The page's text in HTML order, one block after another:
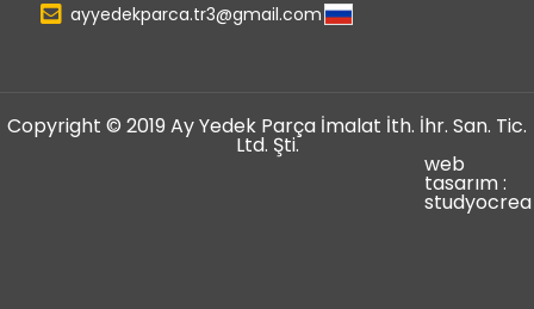
ayyedekparca.tr3@gmail.com
Copyright © 2019 Ay Yedek Parça İmalat İth. İhr. San. Tic.
Ltd. Şti.
web
tasarım :
studyocrea